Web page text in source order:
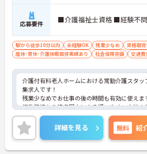
応募要件 ■介護福祉士資格 ■経験不問
駅から徒歩10分以内 未経験OK 残業少なめ 資格取
産休･育休･介護休暇取得実績あり
社会保険完備 交通費
介護付有料老人ホームにおける常勤介護スタッ
集求人です！
残業少なめでお仕事の後の時間も有効に使えま
複数路線から徒歩圏内にある通いやすい立地の
です！
ご興味ある方には、面接のポイントなど、さら
細をお話致しますのでお気軽にご相談ください
詳細を見る 無料 紹